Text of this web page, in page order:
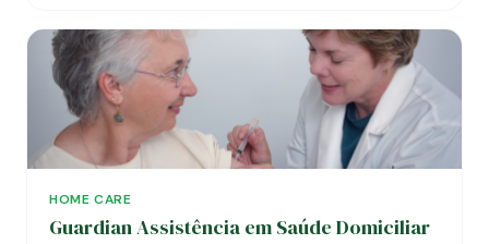
HOME CARE
Guardian Assistência em Saúde Domiciliar